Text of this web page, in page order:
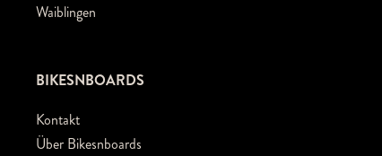
Waiblingen
BIKESNBOARDS
Kontakt
Über Bikesnboards